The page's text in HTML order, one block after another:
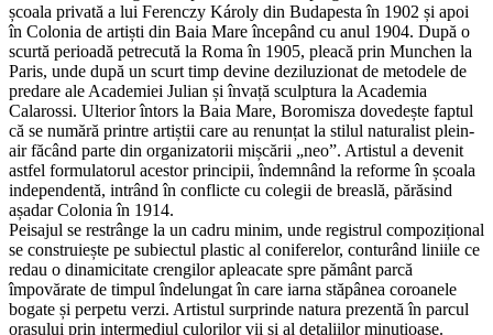
școala privată a lui Ferenczy Károly din Budapesta în 1902 și apoi
în Colonia de artiști din Baia Mare începând cu anul 1904. După o
scurtă perioadă petrecută la Roma în 1905, pleacă prin Munchen la
Paris, unde după un scurt timp devine deziluzionat de metodele de
predare ale Academiei Julian și învață sculptura la Academia
Calarossi. Ulterior întors la Baia Mare, Boromisza dovedește faptul
că se numără printre artiștii care au renunțat la stilul naturalist plein-
air făcând parte din organizatorii mișcării „neo”. Artistul a devenit
astfel formulatorul acestor principii, îndemnând la reforme în școala
independentă, intrând în conflicte cu colegii de breaslă, părăsind
așadar Colonia în 1914.
Peisajul se restrânge la un cadru minim, unde registrul compozițional
se construiește pe subiectul plastic al coniferelor, conturând liniile ce
redau o dinamicitate crengilor apleacate spre pământ parcă
împovărate de timpul îndelungat în care iarna stăpânea coroanele
bogate și perpetu verzi. Artistul surprinde natura prezentă în parcul
orașului prin intermediul culorilor vii și al detaliilor minuțioase.